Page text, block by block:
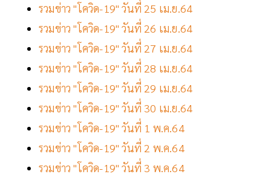
รวมข่าว "โควิด-19" วันที่ 25 เม.ย.64
รวมข่าว "โควิด-19" วันที่ 26 เม.ย.64
รวมข่าว "โควิด-19" วันที่ 27 เม.ย.64
รวมข่าว "โควิด-19" วันที่ 28 เม.ย.64
รวมข่าว "โควิด-19" วันที่ 29 เม.ย.64
รวมข่าว "โควิด-19" วันที่ 30 เม.ย.64
รวมข่าว "โควิด-19" วันที่ 1 พ.ค.64
รวมข่าว "โควิด-19" วันที่ 2 พ.ค.64
รวมข่าว "โควิด-19" วันที่ 3 พ.ค.64